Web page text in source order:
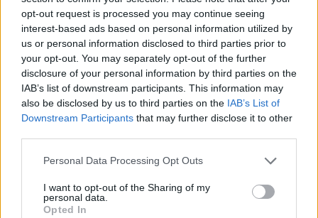
opt-out request is processed you may continue seeing
interest-based ads based on personal information utilized by
us or personal information disclosed to third parties prior to
your opt-out. You may separately opt-out of the further
disclosure of your personal information by third parties on the
IAB’s list of downstream participants. This information may
also be disclosed by us to third parties on the IAB’s List of
Downstream Participants that may further disclose it to other
Personal Data Processing Opt Outs
I want to opt-out of the Sharing of my
personal data.
Opted In
30 háztartási termékkategóriára, amely a
drogériákban kapható termékek árát 16-18
százalékkal mérsékelheti május közepétől. Az
intézkedést várhatóan csütörtökön jelentik be
hivatalosan a Kormányinfón - írta meg az Index.
Egy kormányzati dokumentum részletesen tartalmazza azt
a 30 háztartási termékkategóriát, amelyekre a kabinet
nemzetgazdasági miniszter kedden már előrevetítette, hogy
a kormány hamarosan dönthet az új intézkedésről, amely
elsősorban a drogériákra vonatkozna. Az árréscsökkentés